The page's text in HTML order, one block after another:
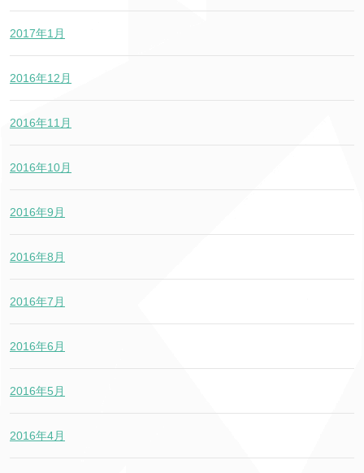
2017年1月
2016年12月
2016年11月
2016年10月
2016年9月
2016年8月
2016年7月
2016年6月
2016年5月
2016年4月